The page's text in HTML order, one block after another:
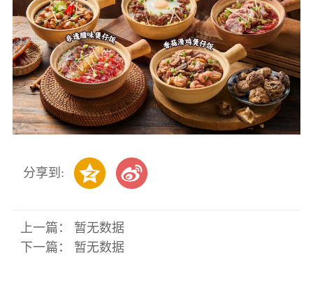
分享到:
上一篇： 暂无数据
下一篇： 暂无数据